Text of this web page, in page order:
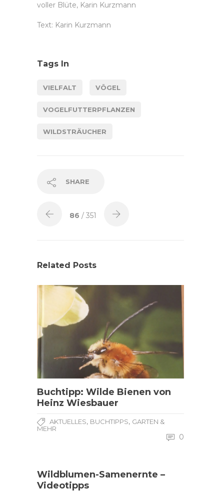
voller Blüte, Karin Kurzmann
Text: Karin Kurzmann
Tags In
VIELFALT VÖGEL
VOGELFUTTERPFLANZEN
WILDSTRÄUCHER
SHARE
86 / 351
Related Posts
Buchtipp: Wilde Bienen von
Heinz Wiesbauer
AKTUELLES, BUCHTIPPS, GARTEN &
MEHR
0
Wildblumen-Samenernte –
Videotipps